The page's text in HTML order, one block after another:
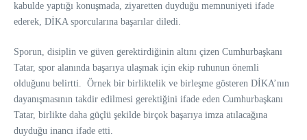
kabulde yaptığı konuşmada, ziyaretten duyduğu memnuniyeti ifade
ederek, DİKA sporcularına başarılar diledi.
Sporun, disiplin ve güven gerektirdiğinin altını çizen Cumhurbaşkanı
Tatar, spor alanında başarıya ulaşmak için ekip ruhunun önemli
olduğunu belirtti. Örnek bir birliktelik ve birleşme gösteren DİKA’nın
dayanışmasının takdir edilmesi gerektiğini ifade eden Cumhurbaşkanı
Tatar, birlikte daha güçlü şekilde birçok başarıya imza atılacağına
duyduğu inancı ifade etti.